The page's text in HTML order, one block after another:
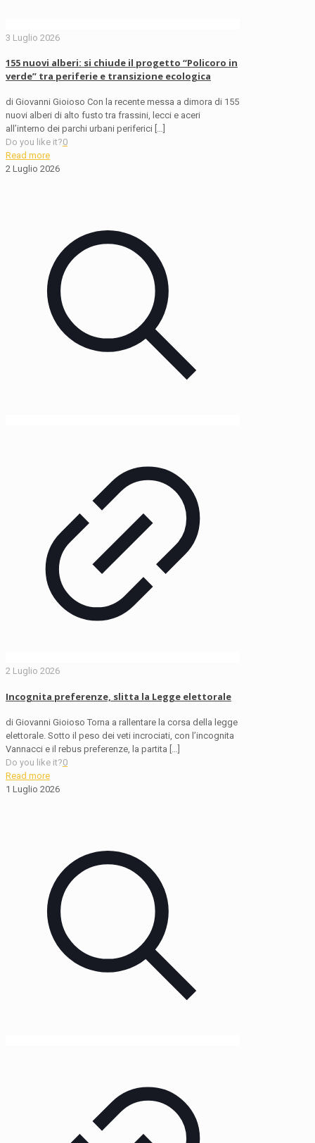
3 Luglio 2026
155 nuovi alberi: si chiude il progetto “Policoro in
verde” tra periferie e transizione ecologica
di Giovanni Gioioso Con la recente messa a dimora di 155
nuovi alberi di alto fusto tra frassini, lecci e aceri
all’interno dei parchi urbani periferici […]
Do you like it?0
Read more
2 Luglio 2026
2 Luglio 2026
Incognita preferenze, slitta la Legge elettorale
di Giovanni Gioioso Torna a rallentare la corsa della legge
elettorale. Sotto il peso dei veti incrociati, con l’incognita
Vannacci e il rebus preferenze, la partita
Do you like it?0
Read more
1 Luglio 2026